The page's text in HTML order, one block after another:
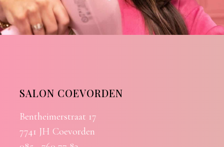
SALON COEVORDEN
Bentheimerstraat 17
7741 JH Coevorden